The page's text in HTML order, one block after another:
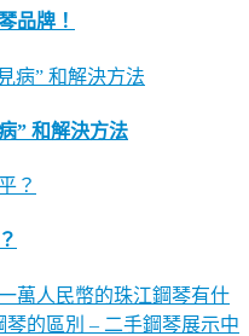
品牌！
” 和解決方法